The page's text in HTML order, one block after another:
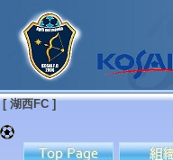
[ 湖西FC ]